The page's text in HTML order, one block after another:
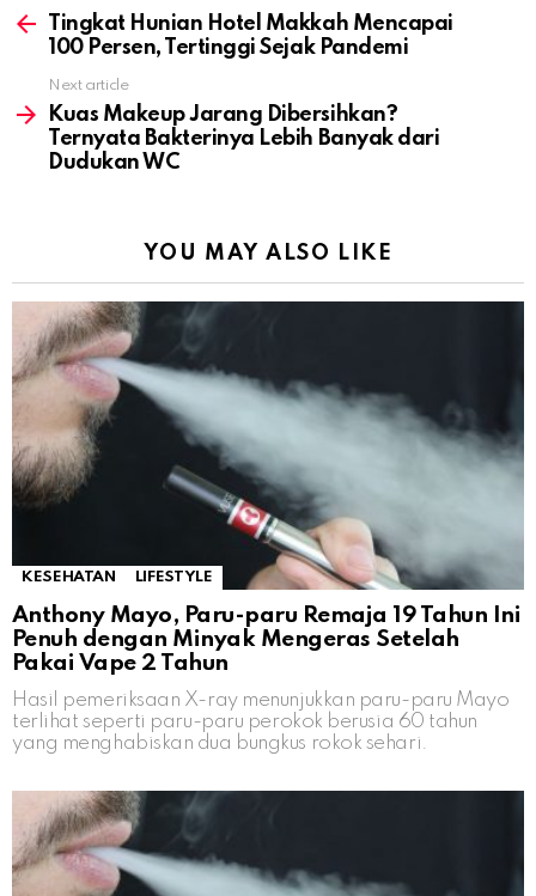
moreTingkat Hunian Hotel Makkah Mencapai
100 Persen, Tertinggi Sejak Pandemi
Next article
Kuas Makeup Jarang Dibersihkan?
Ternyata Bakterinya Lebih Banyak dari
Dudukan WC
YOU MAY ALSO LIKE
KESEHATAN LIFESTYLE
Anthony Mayo, Paru-paru Remaja 19 Tahun Ini
Penuh dengan Minyak Mengeras Setelah
Pakai Vape 2 Tahun
Hasil pemeriksaan X-ray menunjukkan paru-paru Mayo
terlihat seperti paru-paru perokok berusia 60 tahun
yang menghabiskan dua bungkus rokok sehari.